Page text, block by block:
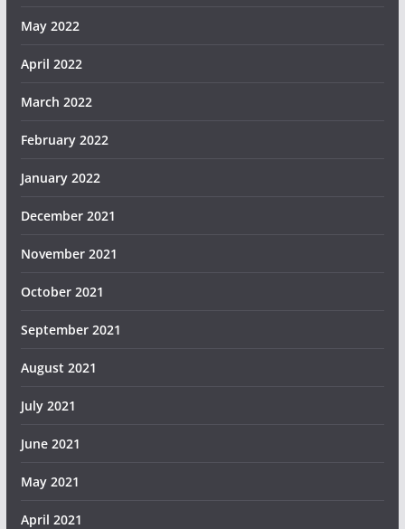
May 2022
April 2022
March 2022
February 2022
January 2022
December 2021
November 2021
October 2021
September 2021
August 2021
July 2021
June 2021
May 2021
April 2021